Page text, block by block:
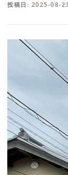
投稿日: 2025-08-